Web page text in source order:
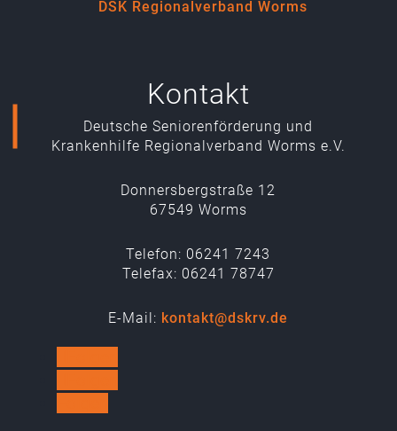
DSK Regionalverband Worms
Kontakt
Deutsche Seniorenförderung und
Krankenhilfe Regionalverband Worms e.V.
Donnersbergstraße 12
67549 Worms
Telefon: 06241 7243
Telefax: 06241 78747
E-Mail: kontakt@dskrv.de